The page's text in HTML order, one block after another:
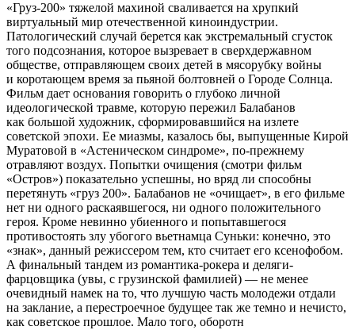
«Груз-200» тяжелой махиной сваливается на хрупкий
виртуальный мир отечественной киноиндустрии.
Патологический случай берется как экстремальный сгусток
того подсознания, которое вызревает в сверхдержавном
обществе, отправляющем своих детей в мясорубку войны
и коротающем время за пьяной болтовней о Городе Солнца.
Фильм дает основания говорить о глубоко личной
идеологической травме, которую пережил Балабанов
как большой художник, сформировавшийся на излете
советской эпохи. Ее миазмы, казалось бы, выпущенные Кирой
Муратовой в «Астеническом синдроме», по-прежнему
отравляют воздух. Попытки очищения (смотри фильм
«Остров») показательно успешны, но вряд ли способны
перетянуть «груз 200». Балабанов не «очищает», в его фильме
нет ни одного раскаявшегося, ни одного положительного
героя. Кроме невинно убиенного и попытавшегося
противостоять злу убогого вьетнамца Суньки: конечно, это
«знак», данный режиссером тем, кто считает его ксенофобом.
А финальный тандем из романтика-рокера и деляги-
фарцовщика (увы, с грузинской фамилией) — не менее
очевидный намек на то, что лучшую часть молодежи отдали
на заклание, а перестроечное будущее так же темно и нечисто,
как советское прошлое. Мало того, оборотн